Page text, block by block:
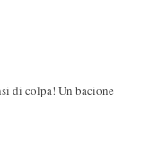
di colpa! Un bacione